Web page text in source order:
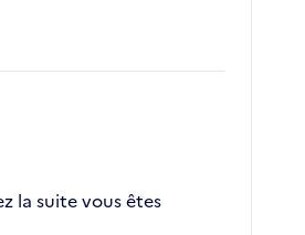
la suite vous êtes